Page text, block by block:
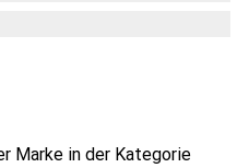
Marke in der Kategorie